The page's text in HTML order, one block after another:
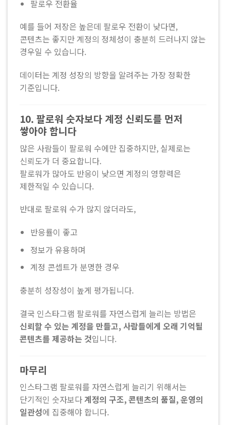
팔로우 전환율
예를 들어 저장은 높은데 팔로우 전환이 낮다면,
콘텐츠는 좋지만 계정의 정체성이 충분히 드러나지 않는
경우일 수 있습니다.
데이터는 계정 성장의 방향을 알려주는 가장 정확한
기준입니다.
10. 팔로워 숫자보다 계정 신뢰도를 먼저
쌓아야 합니다
많은 사람들이 팔로워 수에만 집중하지만, 실제로는
신뢰도가 더 중요합니다.
팔로워가 많아도 반응이 낮으면 계정의 영향력은
제한적일 수 있습니다.
반대로 팔로워 수가 많지 않더라도,
반응률이 좋고
정보가 유용하며
계정 콘셉트가 분명한 경우
충분히 성장성이 높게 평가됩니다.
결국 인스타그램 팔로워를 자연스럽게 늘리는 방법은
신뢰할 수 있는 계정을 만들고, 사람들에게 오래 기억될
콘텐츠를 제공하는 것입니다.
마무리
인스타그램 팔로워를 자연스럽게 늘리기 위해서는
단기적인 숫자보다계정의 구조, 콘텐츠의 품질, 운영의
일관성에 집중해야 합니다.